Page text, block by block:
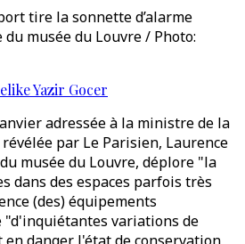
tire la sonnette d’alarme
musée du Louvre / Photo:
Yazir Gocer
adressée à la ministre de la
par Le Parisien, Laurence
musée du Louvre, déplore "la
dans des espaces parfois très
(des) équipements
"d'inquiétantes variations de